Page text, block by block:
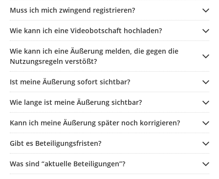
Muss ich mich zwingend registrieren?
Wie kann ich eine Videobotschaft hochladen?
Wie kann ich eine Äußerung melden, die gegen die
Nutzungsregeln verstößt?
Ist meine Äußerung sofort sichtbar?
Wie lange ist meine Äußerung sichtbar?
Kann ich meine Äußerung später noch korrigieren?
Gibt es Beteiligungsfristen?
Was sind “aktuelle Beteiligungen”?